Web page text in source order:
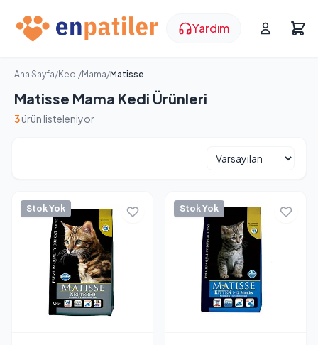
Yardım
Ana Sayfa/Kedi/Mama/Matisse
Matisse Mama Kedi Ürünleri
3ürün listeleniyor
Stok Yok Stok Yok